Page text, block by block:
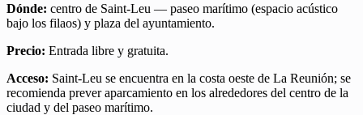
Dónde: centro de Saint-Leu — paseo marítimo (espacio acústico
bajo los filaos) y plaza del ayuntamiento.
Precio: Entrada libre y gratuita.
Acceso: Saint-Leu se encuentra en la costa oeste de La Reunión; se
recomienda prever aparcamiento en los alrededores del centro de la
ciudad y del paseo marítimo.